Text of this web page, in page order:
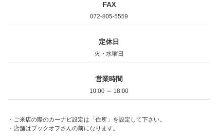
FAX
072-805-5559
定休日
火・水曜日
営業時間
10:00 ～ 18:00
・ご来店の際のカーナビ設定は「住所」を設定して下さい。
・店舗はブックオフさんの前になります。